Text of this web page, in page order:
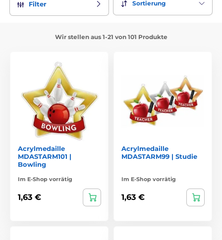
Filter Sortierung
Wir stellen aus 1-21 von 101 Produkte
Acrylmedaille
MDASTARM101 |
Bowling
Im E-Shop vorrätig
1,63 €
Acrylmedaille
MDASTARM99 | Studie
Im E-Shop vorrätig
1,63 €